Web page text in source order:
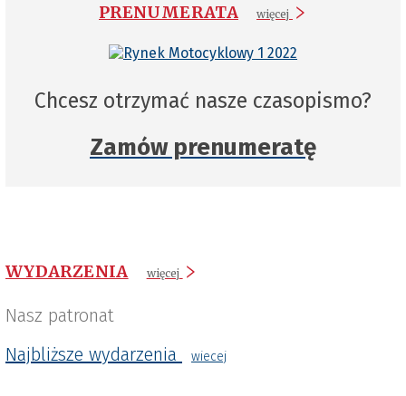
PRENUMERATA więcej
Chcesz otrzymać nasze czasopismo?
Zamów prenumeratę
WYDARZENIA więcej
Nasz patronat
Najbliższe wydarzenia
wiecej